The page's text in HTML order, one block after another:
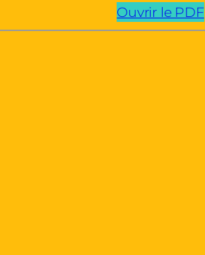
Ouvrir le PDF